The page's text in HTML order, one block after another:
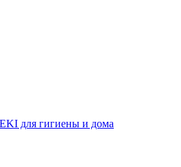
для гигиены и дома